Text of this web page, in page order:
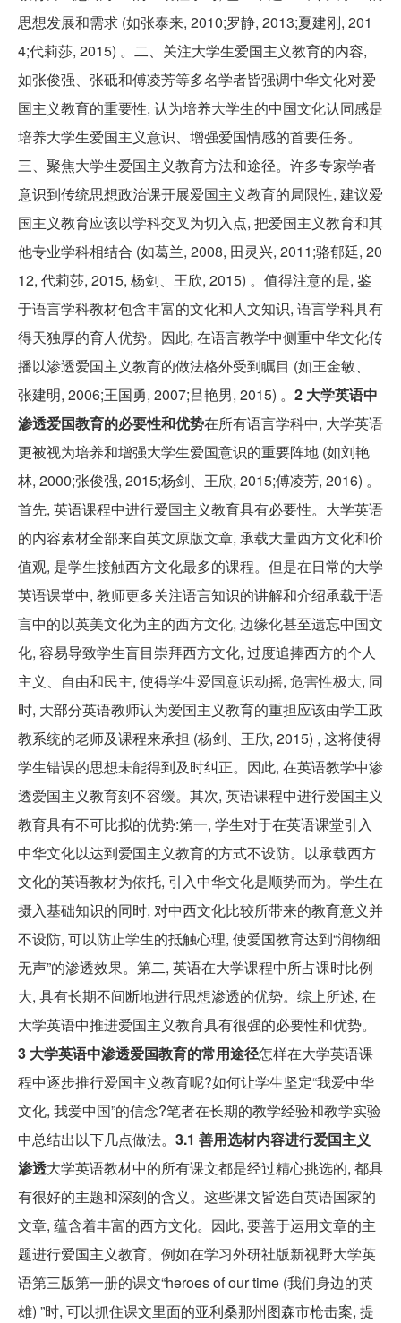
思想发展和需求 (如张泰来, 2010;罗静, 2013;夏建刚, 201
4;代莉莎, 2015) 。二、关注大学生爱国主义教育的内容,
如张俊强、张砥和傅凌芳等多名学者皆强调中华文化对爱
国主义教育的重要性, 认为培养大学生的中国文化认同感是
培养大学生爱国主义意识、增强爱国情感的首要任务。
三、聚焦大学生爱国主义教育方法和途径。许多专家学者
意识到传统思想政治课开展爱国主义教育的局限性, 建议爱
国主义教育应该以学科交叉为切入点, 把爱国主义教育和其
他专业学科相结合 (如葛兰, 2008, 田灵兴, 2011;骆郁廷, 20
12, 代莉莎, 2015, 杨剑、王欣, 2015) 。值得注意的是, 鉴
于语言学科教材包含丰富的文化和人文知识, 语言学科具有
得天独厚的育人优势。因此, 在语言教学中侧重中华文化传
播以渗透爱国主义教育的做法格外受到瞩目 (如王金敏、
张建明, 2006;王国勇, 2007;吕艳男, 2015) 。 2 大学英语中
渗透爱国教育的必要性和优势在所有语言学科中, 大学英语
更被视为培养和增强大学生爱国意识的重要阵地 (如刘艳
林, 2000;张俊强, 2015;杨剑、王欣, 2015;傅凌芳, 2016) 。
首先, 英语课程中进行爱国主义教育具有必要性。大学英语
的内容素材全部来自英文原版文章, 承载大量西方文化和价
值观, 是学生接触西方文化最多的课程。但是在日常的大学
英语课堂中, 教师更多关注语言知识的讲解和介绍承载于语
言中的以英美文化为主的西方文化, 边缘化甚至遗忘中国文
化, 容易导致学生盲目崇拜西方文化, 过度追捧西方的个人
主义、自由和民主, 使得学生爱国意识动摇, 危害性极大, 同
时, 大部分英语教师认为爱国主义教育的重担应该由学工政
教系统的老师及课程来承担 (杨剑、王欣, 2015) , 这将使得
学生错误的思想未能得到及时纠正。因此, 在英语教学中渗
透爱国主义教育刻不容缓。其次, 英语课程中进行爱国主义
教育具有不可比拟的优势:第一, 学生对于在英语课堂引入
中华文化以达到爱国主义教育的方式不设防。以承载西方
文化的英语教材为依托, 引入中华文化是顺势而为。学生在
摄入基础知识的同时, 对中西文化比较所带来的教育意义并
不设防, 可以防止学生的抵触心理, 使爱国教育达到“润物细
无声”的渗透效果。第二, 英语在大学课程中所占课时比例
大, 具有长期不间断地进行思想渗透的优势。综上所述, 在
大学英语中推进爱国主义教育具有很强的必要性和优势。
3 大学英语中渗透爱国教育的常用途径怎样在大学英语课
程中逐步推行爱国主义教育呢?如何让学生坚定“我爱中华
文化, 我爱中国”的信念?笔者在长期的教学经验和教学实验
中总结出以下几点做法。 3.1 善用选材内容进行爱国主义
渗透大学英语教材中的所有课文都是经过精心挑选的, 都具
有很好的主题和深刻的含义。这些课文皆选自英语国家的
文章, 蕴含着丰富的西方文化。因此, 要善于运用文章的主
题进行爱国主义教育。例如在学习外研社版新视野大学英
语第三版第一册的课文“heroes of our time (我们身边的英
雄) ”时, 可以抓住课文里面的亚利桑那州图森市枪击案, 提